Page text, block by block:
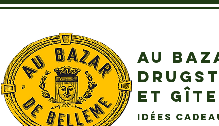
AU
ET
idées